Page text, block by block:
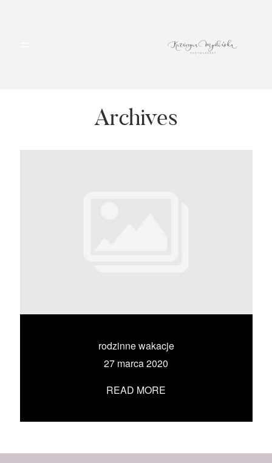
Archives
rodzinne wakacje
27 marca 2020
READ MORE
PORTFOLIO
UMÓW SIĘ ZE MNĄ →